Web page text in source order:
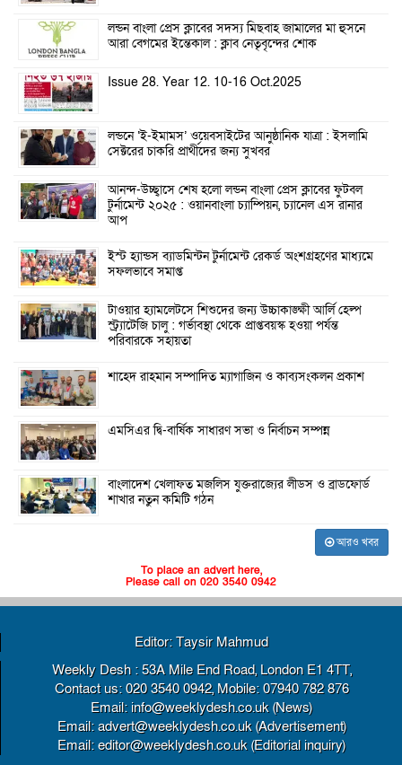
লন্ডন বাংলা প্রেস ক্লাবের সদস্য মিছবাহ জামালের মা হুসনে
আরা বেগমের ইন্তেকাল : ক্লাব নেতৃবৃন্দের শোক
Issue 28. Year 12. 10-16 Oct.2025
লন্ডনে ‘ই-ইমামস’ ওয়েবসাইটের আনুষ্ঠানিক যাত্রা : ইসলামি
সেক্টরের চাকরি প্রার্থীদের জন্য সুখবর
আনন্দ-উচ্ছ্বাসে শেষ হলো লন্ডন বাংলা প্রেস ক্লাবের ফুটবল
টুর্নামেন্ট ২০২৫ : ওয়ানবাংলা চ্যাম্পিয়ন, চ্যানেল এস রানার
আপ
ইস্ট হ্যান্ডস ব্যাডমিন্টন টুর্নামেন্ট রেকর্ড অংশগ্রহণের মাধ্যমে
সফলভাবে সমাপ্ত
টাওয়ার হ্যামলেটসে শিশুদের জন্য উচ্চাকাঙ্ক্ষী আর্লি হেল্প
স্ট্র্যাটেজি চালু : গর্ভাবস্থা থেকে প্রাপ্তবয়স্ক হওয়া পর্যন্ত
পরিবারকে সহায়তা
শাহেদ রাহমান সম্পাদিত ম্যাগাজিন ও কাব্যসংকলন প্রকাশ
এমসিএর দ্বি-বার্ষিক সাধারণ সভা ও নির্বাচন সম্পন্ন
বাংলাদেশ খেলাফত মজলিস যুক্তরাজ্যের লীডস ও ব্রাডফোর্ড
শাখার নতুন কমিটি গঠন
আরও খবর
To place an advert here,
Please call on 020 3540 0942
Editor: Taysir Mahmud
Weekly Desh : 53A Mile End Road, London E1 4TT,
Contact us: 020 3540 0942, Mobile: 07940 782 876
Email: info@weeklydesh.co.uk (News)
Email: advert@weeklydesh.co.uk (Advertisement)
Email: editor@weeklydesh.co.uk (Editorial inquiry)